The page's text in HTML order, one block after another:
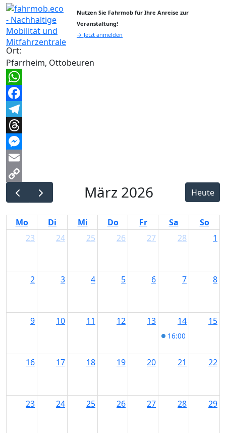
Nutzen Sie Fahrmob für Ihre Anreise zur
Veranstaltung!
→ Jetzt anmelden
Ort:
Pfarrheim, Ottobeuren
WhatsApp
Facebook
Telegram
Threads
Messenger
Email
Copy
Link
März 2026 Heute
Mo Di Mi Do Fr Sa
So
23
24 25 26 27 28 1
2 3 4 5 6 7 8
9 10 11 12 13 14
16:00
15
16 17 18 19 20 21 22
23 24 25 26 27 28 29